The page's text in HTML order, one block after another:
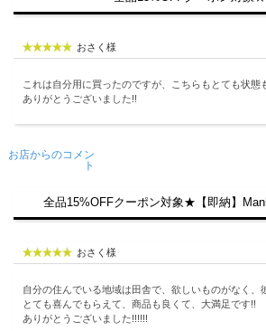
おさく様
これは自分用に買ったのですが、こちらもとても状態
ありがとうございました!!
お店からのコメン
ト
全品15%OFFクーポン対象★【即納】
おさく様
自分の住んでいる地域は田舎で、欲しいものがなく
とても喜んでもらえて、商品も良くて、大満足です!!
ありがとうございました!!!!!!